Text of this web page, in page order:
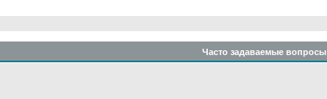
Часто задаваемые вопросы